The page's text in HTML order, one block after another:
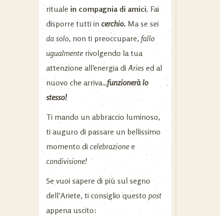
rituale in compagnia di amici. Fai
disporre tutti in cerchio. Ma se sei
da solo, non ti preoccupare,fallo
ugualmente rivolgendo la tua
attenzione all’energia di Aries ed al
nuovo che arriva…funzionerà lo
stesso!
Ti mando un abbraccio luminoso,
ti auguro di passare un bellissimo
momento di celebrazione e
condivisione!
Se vuoi sapere di più sul segno
dell’Ariete, ti consiglio questo post
appena uscito: